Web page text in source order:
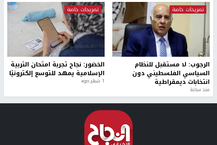
تصريحات خاصة
الرجوب: لا مستقبل للنظام
السياسي الفلسطيني دون
انتخابات ديمقراطية
منذ ساعة
تصريحات خاصة
الخضور: نجاح تجربة امتحان التربية
الإسلامية يمهد للتوسع إلكترونيًا
1 شهر ago